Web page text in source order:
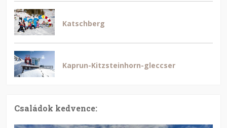
Katschberg
Kaprun-Kitzsteinhorn-gleccser
Családok kedvence: